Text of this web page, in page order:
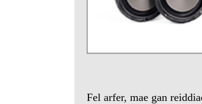
Fel arfer, mae gan